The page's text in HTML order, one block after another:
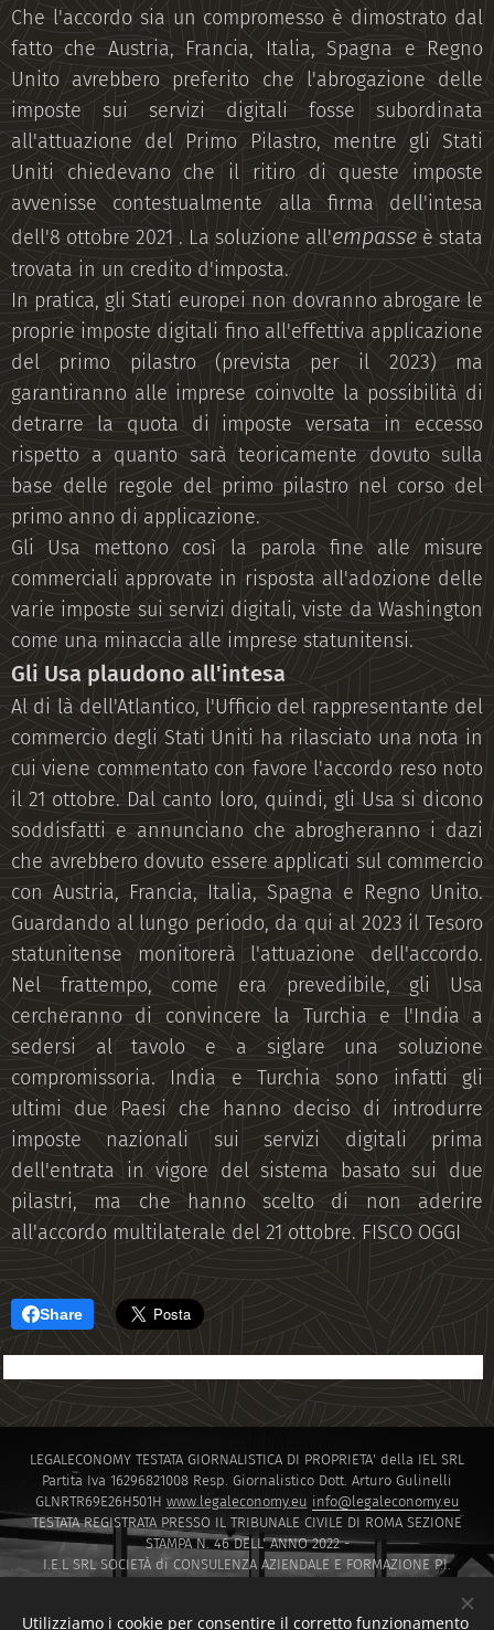
Che l'accordo sia un compromesso è dimostrato dal
fatto che Austria, Francia, Italia, Spagna e Regno
Unito avrebbero preferito che l'abrogazione delle
imposte sui servizi digitali fosse subordinata
all'attuazione del Primo Pilastro, mentre gli Stati
Uniti chiedevano che il ritiro di queste imposte
avvenisse contestualmente alla firma dell'intesa
dell'8 ottobre 2021 . La soluzione all'empasse è stata
trovata in un credito d'imposta.
In pratica, gli Stati europei non dovranno abrogare le
proprie imposte digitali fino all'effettiva applicazione
del primo pilastro (prevista per il 2023) ma
garantiranno alle imprese coinvolte la possibilità di
detrarre la quota di imposte versata in eccesso
rispetto a quanto sarà teoricamente dovuto sulla
base delle regole del primo pilastro nel corso del
primo anno di applicazione.
Gli Usa mettono così la parola fine alle misure
commerciali approvate in risposta all'adozione delle
varie imposte sui servizi digitali, viste da Washington
come una minaccia alle imprese statunitensi.
Gli Usa plaudono all'intesa
Al di là dell'Atlantico, l'Ufficio del rappresentante del
commercio degli Stati Uniti ha rilasciato una nota in
cui viene commentato con favore l'accordo reso noto
il 21 ottobre. Dal canto loro, quindi, gli Usa si dicono
soddisfatti e annunciano che abrogheranno i dazi
che avrebbero dovuto essere applicati sul commercio
con Austria, Francia, Italia, Spagna e Regno Unito.
Guardando al lungo periodo, da qui al 2023 il Tesoro
statunitense monitorerà l'attuazione dell'accordo.
Nel frattempo, come era prevedibile, gli Usa
cercheranno di convincere la Turchia e l'India a
sedersi al tavolo e a siglare una soluzione
compromissoria. India e Turchia sono infatti gli
ultimi due Paesi che hanno deciso di introdurre
imposte nazionali sui servizi digitali prima
dell'entrata in vigore del sistema basato sui due
pilastri, ma che hanno scelto di non aderire
all'accordo multilaterale del 21 ottobre. FISCO OGGI
Share
LEGALECONOMY TESTATA GIORNALISTICA DI PROPRIETA' della IEL SRL
Partita Iva 16296821008 Resp. Giornalistico Dott. Arturo Gulinelli
GLNRTR69E26H501H www.legaleconomy.eu info@legaleconomy.eu
TESTATA REGISTRATA PRESSO IL TRIBUNALE CIVILE DI ROMA SEZIONE
STAMPA N. 46 DELL' ANNO 2022 -
I.E.L SRL SOCIETÀ di CONSULENZA AZIENDALE E FORMAZIONE P.I.
I.E.L. SRL SOCIETÀ di Capitali ISCRITTA PRESSO LA CAMERA DI COMMERCIO
Utilizziamo i cookie per consentire il corretto funzionamento